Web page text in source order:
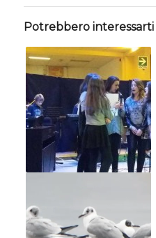
Potrebbero interessarti